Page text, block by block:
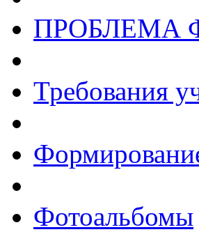
ПРОБЛЕМА
Требования
Фотоальбомы